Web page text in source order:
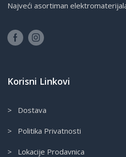
Najveći asortiman
Korisni Linkovi
> Dostava
> Politika Privatnosti
> Lokacije Prodavnica